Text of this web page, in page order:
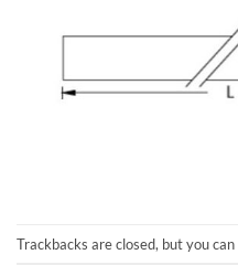
Trackbacks are closed, but you can